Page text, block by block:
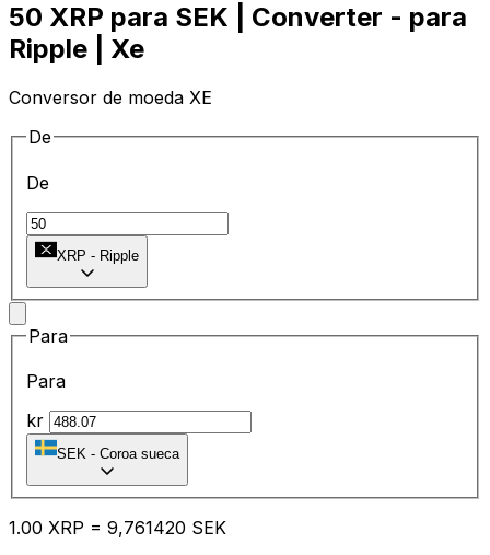
50 XRP para SEK | Converter - para
Ripple | Xe
Conversor de moeda XE
De
De
XRP - Ripple
Para
Para
kr
SEK - Coroa sueca
1.00 XRP = 9,761420 SEK